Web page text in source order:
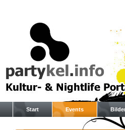
Start Events